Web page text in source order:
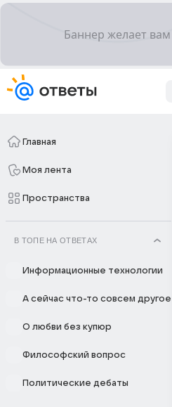
Главная
Моя лента
Пространства
В ТОПЕ НА ОТВЕТАХ
Информационные технологии
А сейчас что-то совсем другое
О любви без купюр
Философский вопрос
Политические дебаты